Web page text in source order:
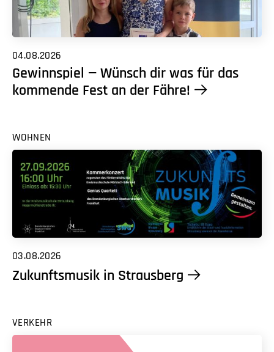
04.08.2026
Gewinnspiel — Wünsch dir was für das
kommende Fest an der Fähre!
WOHNEN
03.08.2026
Zukunftsmusik in Strausberg
VERKEHR